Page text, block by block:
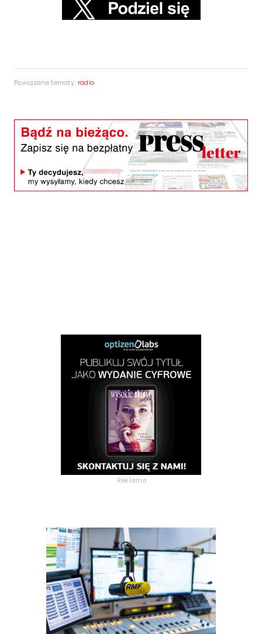
Powiązane tematy: radio
Reklama